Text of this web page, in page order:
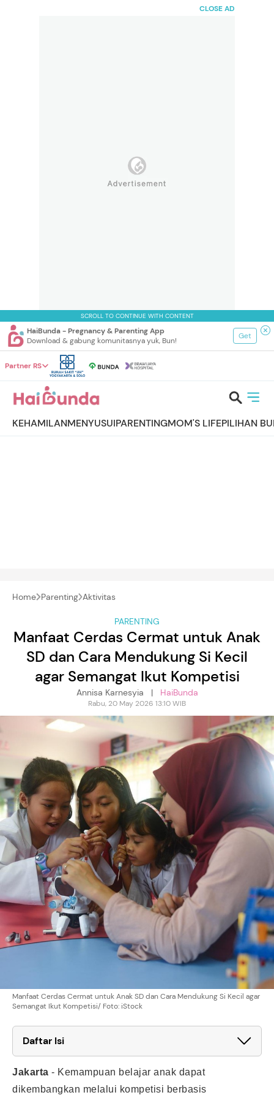
CLOSE AD
SCROLL TO CONTINUE WITH CONTENT
HaiBunda - Pregnancy & Parenting App
Download & gabung komunitasnya yuk, Bun!
Get
Partner RS
KEHAMILANMENYUSUIPARENTINGMOM'S LIFEPILIHAN
Home Parenting Aktivitas
PARENTING
Manfaat Cerdas Cermat untuk Anak
SD dan Cara Mendukung Si Kecil
agar Semangat Ikut Kompetisi
Annisa Karnesyia | HaiBunda
Rabu, 20 May 2026 13:10 WIB
Manfaat Cerdas Cermat untuk Anak SD dan Cara Mendukung Si Kecil agar
Semangat Ikut Kompetisi/ Foto: iStock
Daftar Isi
Jakarta - Kemampuan belajar anak dapat
dikembangkan melalui kompetisi berbasis